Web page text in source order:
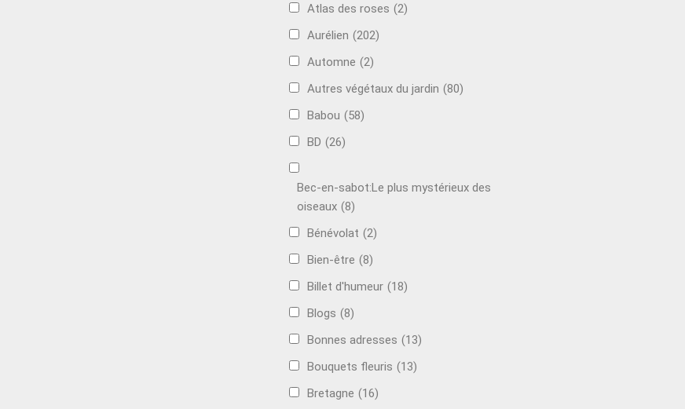
Atlas des roses (2)
Aurélien (202)
Automne (2)
Autres végétaux du jardin (80)
Babou (58)
BD (26)
Bec-en-sabot:Le plus mystérieux des
oiseaux (8)
Bénévolat (2)
Bien-être (8)
Billet d'humeur (18)
Blogs (8)
Bonnes adresses (13)
Bouquets fleuris (13)
Bretagne (16)